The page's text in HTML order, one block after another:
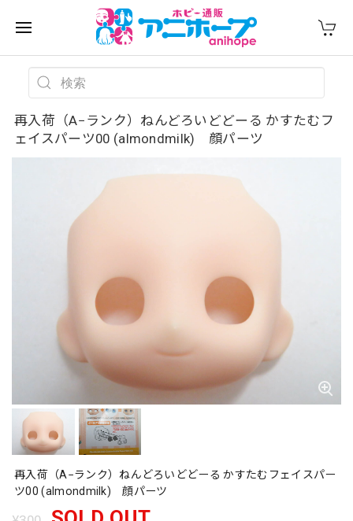
再入荷（A−ランク）ねんどろいどどーる かすたむフ
ェイスパーツ00 (almondmilk) 顔パーツ
再入荷（A−ランク）ねんどろいどどーる かすたむフェイスパー
ツ00 (almondmilk) 顔パーツ